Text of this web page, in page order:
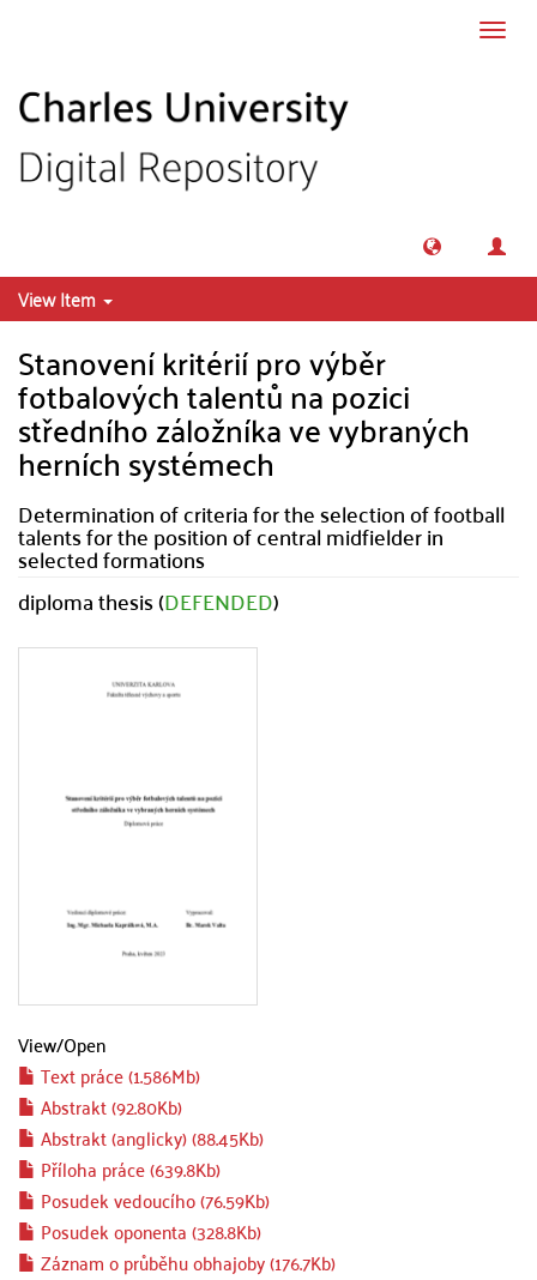
View Item
Stanovení kritérií pro výběr
fotbalových talentů na pozici
středního záložníka ve vybraných
herních systémech
Determination of criteria for the selection of football
talents for the position of central midfielder in
selected formations
diploma thesis (DEFENDED)
View/Open
Text práce (1.586Mb)
Abstrakt (92.80Kb)
Abstrakt (anglicky) (88.45Kb)
Příloha práce (639.8Kb)
Posudek vedoucího (76.59Kb)
Posudek oponenta (328.8Kb)
Záznam o průběhu obhajoby (176.7Kb)